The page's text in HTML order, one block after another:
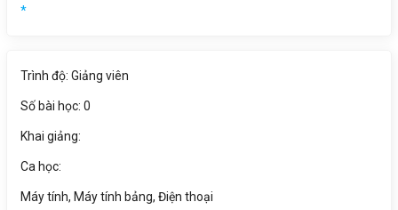
*
Trình độ: Giảng viên
Số bài học: 0
Khai giảng:
Ca học:
Máy tính, Máy tính bảng, Điện thoại